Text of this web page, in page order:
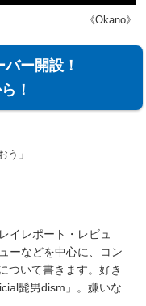
《Okano》
ー開設！
！
う」
イレポート・レビュ
ーなどを中心に、コン
ついて書きます。好き
髭男dism」。嫌いな